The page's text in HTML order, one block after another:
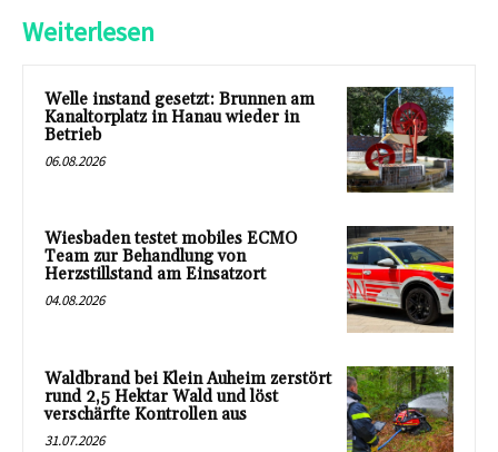
Weiterlesen
Welle instand gesetzt: Brunnen am
Kanaltorplatz in Hanau wieder in
Betrieb
06.08.2026
Wiesbaden testet mobiles ECMO
Team zur Behandlung von
Herzstillstand am Einsatzort
04.08.2026
Waldbrand bei Klein Auheim zerstört
rund 2,5 Hektar Wald und löst
verschärfte Kontrollen aus
31.07.2026